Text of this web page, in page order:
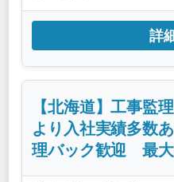
詳
【北海道】工事監
より入社実績多数
理バック歓迎 最